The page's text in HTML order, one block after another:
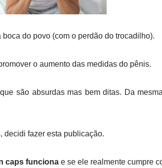
do povo (com o perdão do trocadilho).
o aumento das medidas do pênis.
são absurdas mas bem ditas. Da
decidi fazer esta publicação.
caps funcionae se ele realmente cumpre